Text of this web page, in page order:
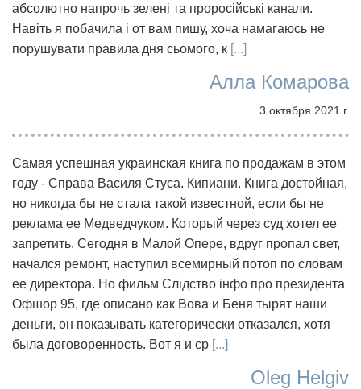
абсолютно напрочь зелені та проросійські канали.
Навіть я побачила і от вам пишу, хоча намагаюсь не
порушувати правила дня сьомого, к [...]
Алла Комарова
3 октября 2021 г.
Самая успешная украинская книга по продажам в этом
году - Справа Василя Стуса. Кипиани. Книга достойная,
но никогда бы не стала такой известной, если бы не
реклама ее Медведчуком. Который через суд хотел ее
запретить. Сегодня в Малой Опере, вдруг пропал свет,
начался ремонт, наступил всемирный потоп по словам
ее директора. Но фильм Слідство інфо про президента
Офшор 95, где описано как Вова и Беня тырят наши
деньги, он показывать категорически отказался, хотя
была договоренность. Вот я и ср [...]
Oleg Helgiv